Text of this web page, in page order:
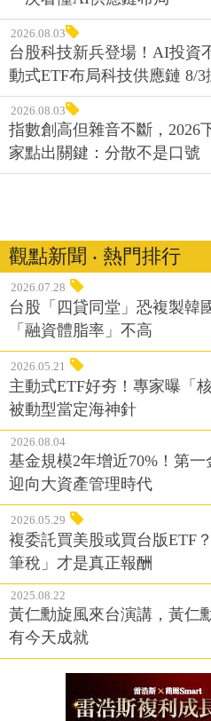
2026.08.03
台股科技新兵登場！AI投資
動式ETF布局科技供應鏈 8/3
2026.08.03
指數創高但雜音不斷，2026
家點出關鍵：分散不是口號
觀點新聞 ‧ 熱門排行
2026.07.28
台股「四貸同堂」恐複製韓
「融資體脂率」不高
2026.05.21
主動式ETF好夯！專家曝「
被動型當定海神針
2026.08.04
基金規模2年增近70%！第
迎向大資產管理時代
2026.05.29
複委託買美股或買台版ETF
筆稅」才是真正報酬
2025.08.22
黃仁勳旋風來台演講，黃仁
有今天成就